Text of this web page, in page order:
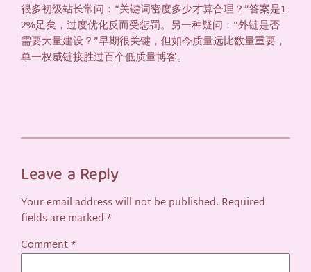
很多初级站长常问：“关键词密度多少才算合理？”答案是1-
2%足矣，过度优化反而受惩罚。另一种疑问：“外链是否
需要大量建设？”早期很关键，但如今质量远比数量重要，
单一权威链接胜过百个低质量博客。
Leave a Reply
Your email address will not be published. Required
fields are marked*
Comment*